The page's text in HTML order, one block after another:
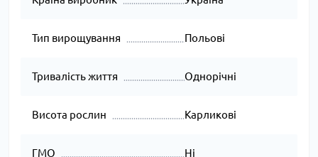
Тип вирощування Польові
Тривалість життя Однорічні
Висота рослин Карликові
ГМО Ні